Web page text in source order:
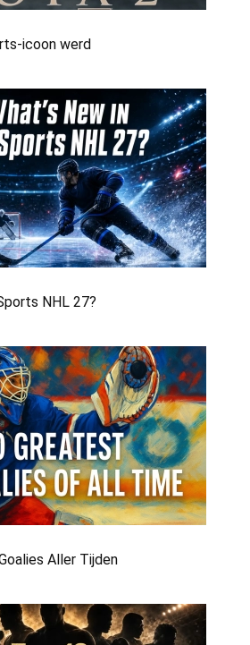
icoon werd
NHL 27?
Aller Tijden